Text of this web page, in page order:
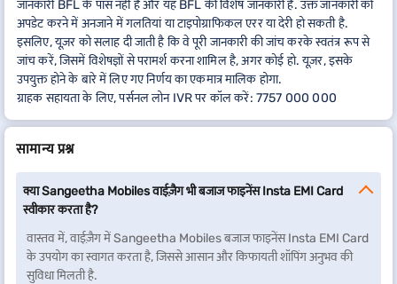
जानकारी BFL के पास नहीं है और यह BFL की विशेष जानकारी है. उक्त जानकारी को
अपडेट करने में अनजाने में गलतियां या टाइपोग्राफिकल एरर या देरी हो सकती है.
इसलिए, यूज़र को सलाह दी जाती है कि वे पूरी जानकारी की जांच करके स्वतंत्र रूप से
जांच करें, जिसमें विशेषज्ञों से परामर्श करना शामिल है, अगर कोई हो. यूज़र, इसके
उपयुक्त होने के बारे में लिए गए निर्णय का एकमात्र मालिक होगा.
ग्राहक सहायता के लिए, पर्सनल लोन IVR पर कॉल करें: 7757 000 000
सामान्य प्रश्न
क्या Sangeetha Mobiles वाईज़ैग भी बजाज फाइनेंस Insta EMI Card
स्वीकार करता है?
वास्तव में, वाईज़ैग में Sangeetha Mobiles बजाज फाइनेंस Insta EMI Card
के उपयोग का स्वागत करता है, जिससे आसान और किफायती शॉपिंग अनुभव की
सुविधा मिलती है.